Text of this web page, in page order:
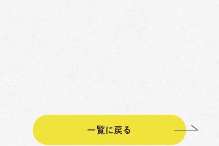
一覧に戻る